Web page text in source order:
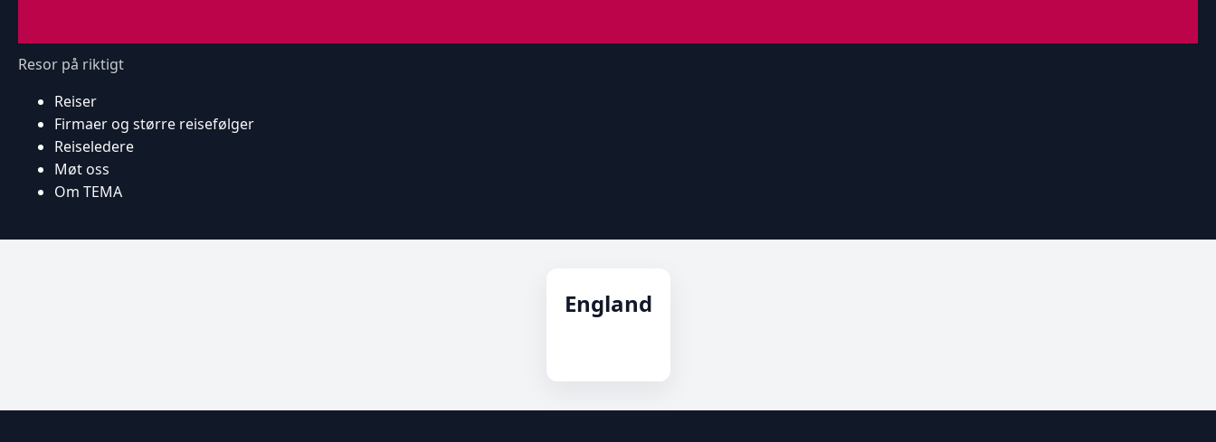
Resor på riktigt
Reiser
Firmaer og større reisefølger
Reiseledere
Møt oss
Om TEMA
England